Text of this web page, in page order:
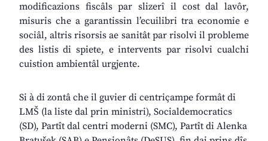
modificazions fiscâls par slizerî il cost dal lavôr,
misuris che a garantissin l’ecuilibri tra economie e
sociâl, altris risorsis ae sanitât par risolvi il probleme
des listis di spiete, e intervents par risolvi cualchi
cuistion ambientâl urgjente.
Si à di zontâ che il guvier di centriçampe formât di
LMŠ (la liste dal prin ministri), Socialdemocratics
(SD), Partît dal centri moderni (SMC), Partît di Alenka